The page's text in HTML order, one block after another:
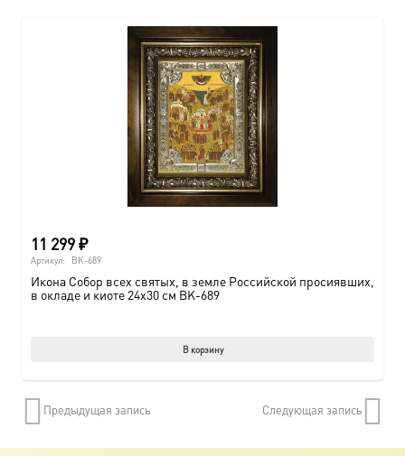
11 299₽
Артикул: BK-689
Икона Собор всех святых, в земле Российской просиявших,
в окладе и киоте 24х30 см BK-689
В корзину
Предыдущая запись Следующая запись